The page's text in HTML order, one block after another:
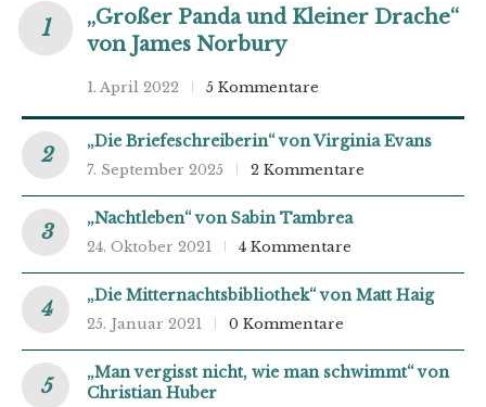
„Großer Panda und Kleiner Drache“
von James Norbury
1. April 2022 5 Kommentare
„Die Briefeschreiberin“ von Virginia Evans
7. September 2025 2 Kommentare
„Nachtleben“ von Sabin Tambrea
24. Oktober 2021 4 Kommentare
„Die Mitternachtsbibliothek“ von Matt Haig
25. Januar 2021 0 Kommentare
„Man vergisst nicht, wie man schwimmt“ von
Christian Huber